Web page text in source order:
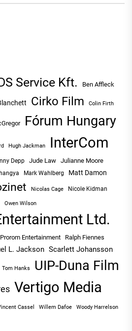
Service Kft. Ben Affleck
Cirko Film Colin Firth
Fórum Hungary
Hugh Jackman InterCom
Depp Jude Law Julianne Moore
Mark Wahlberg Matt Damon
Nicolas Cage Nicole Kidman
Owen Wilson
Ltd.
Prorom Entertainment Ralph Fiennes
L. Jackson Scarlett Johansson
Tom Hanks UIP-Duna Film
Vertigo Media
Cassel Willem Dafoe Woody Harrelson